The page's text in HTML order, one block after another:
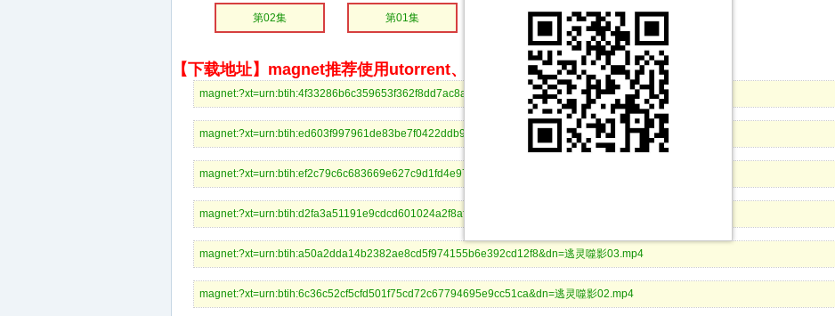
第02集 第01集
【下载地址】magnet推荐使用utorrent、BitComet等bt客户端下载
magnet:?xt=urn:btih:4f33286b6c359653f362f8dd7ac8adfa47bb9e85&dn=逃灵噬影07.mp4
magnet:?xt=urn:btih:ed603f997961de83be7f0422ddb995da55955406&dn=逃灵噬影06.mp4
magnet:?xt=urn:btih:ef2c79c6c683669e627c9d1fd4e979f869ded420&dn=逃灵噬影05.mp4
magnet:?xt=urn:btih:d2fa3a51191e9cdcd601024a2f8af9d60a656a01&dn=逃灵噬影04.mp4
magnet:?xt=urn:btih:a50a2dda14b2382ae8cd5f974155b6e392cd12f8&dn=逃灵噬影03.mp4
magnet:?xt=urn:btih:6c36c52cf5cfd501f75cd72c67794695e9cc51ca&dn=逃灵噬影02.mp4